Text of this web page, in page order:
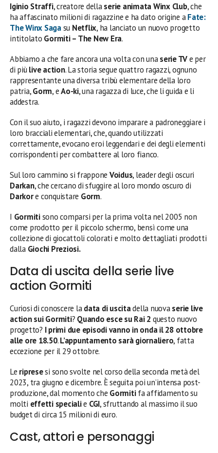
Iginio Straffi, creatore dellaserie animata Winx Club, che
ha affascinato milioni di ragazzine e ha dato origine aFate:
The Winx Sagasu Netflix, ha lanciato un nuovo progetto
intitolato Gormiti – The New Era.
Abbiamo a che fare ancora una volta con unaserie TVe per
di piùlive action. La storia segue quattro ragazzi, ognuno
rappresentante una diversa tribù elementare della loro
patria,Gorm, eAo-ki, una ragazza di luce, che li guida e li
addestra.
Con il suo aiuto, i ragazzi devono imparare a padroneggiare i
loro bracciali elementari, che, quando utilizzati
correttamente, evocano eroi leggendari e dei degli elementi
corrispondenti per combattere al loro fianco.
Sul loro cammino si frappone Voidus, leader degli oscuri
Darkan, che cercano di sfuggire al loro mondo oscuro di
Darkore conquistare Gorm.
I Gormitisono comparsi per la prima volta nel 2005 non
come prodotto per il piccolo schermo, bensì come una
collezione di giocattoli colorati e molto dettagliati prodotti
dalla Giochi Preziosi.
Data di uscita della serie live
action Gormiti
Curiosi di conoscere ladata di uscitadella nuovaserie live
action sui Gormiti? Quando esce su Rai 2 questo nuovo
progetto? I primi due episodi vanno in onda il 28 ottobre
alle ore 18.50.L’appuntamento sarà giornaliero, fatta
eccezione per il 29 ottobre.
Le ripresesi sono svolte nel corso della seconda metà del
2023, tra giugno e dicembre. È seguita poi un’intensa post-
produzione, dal momento che Gormitifa affidamento su
molti effetti specialie CGI, sfruttando al massimo il suo
budget di circa 15 milioni di euro.
Cast, attori e personaggi